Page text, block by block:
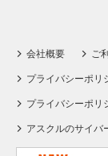
会社概要 ご
プライバシーポリ
プライバシーポリ
アスクルのサイバ